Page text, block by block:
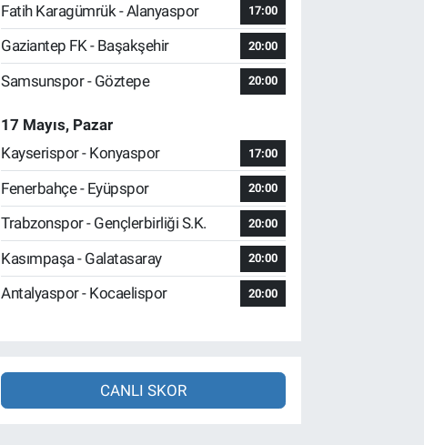
Fatih Karagümrük - Alanyaspor
17:00
Gaziantep FK - Başakşehir 20:00
Samsunspor - Göztepe 20:00
17 Mayıs, Pazar
Kayserispor - Konyaspor
17:00
Fenerbahçe - Eyüpspor 20:00
Trabzonspor - Gençlerbirliği S.K. 20:00
Kasımpaşa - Galatasaray 20:00
Antalyaspor - Kocaelispor 20:00
CANLI SKOR